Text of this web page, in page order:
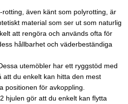
rotting, även känt som polyrotting, är
material som ser ut som naturlig
att rengöra och används ofta för
hållbarhet och väderbeständiga
utemöbler har ett ryggstöd med
att du enkelt kan hitta den mest
positionen för avkoppling.
hjulen gör att du enkelt kan flytta